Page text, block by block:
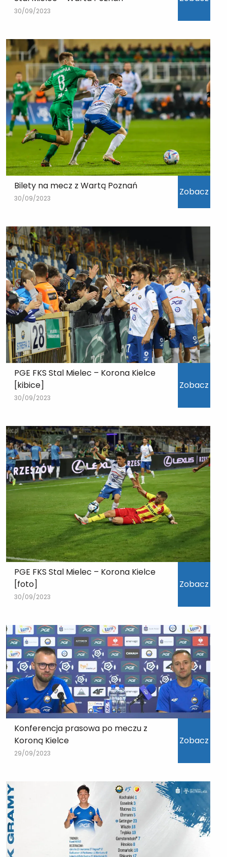
30/09/2023
Bilety na mecz z Wartą Poznań
30/09/2023
Zobacz
PGE FKS Stal Mielec – Korona Kielce
[kibice]
30/09/2023
Zobacz
PGE FKS Stal Mielec – Korona Kielce
[foto]
30/09/2023
Zobacz
Konferencja prasowa po meczu z
Koroną Kielce
29/09/2023
Zobacz